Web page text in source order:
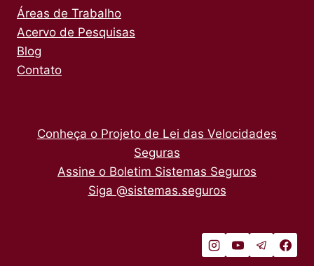
Áreas de Trabalho
Acervo de Pesquisas
Blog
Contato
Conheça o Projeto de Lei das Velocidades
Seguras
Assine o Boletim Sistemas Seguros
Siga @sistemas.seguros